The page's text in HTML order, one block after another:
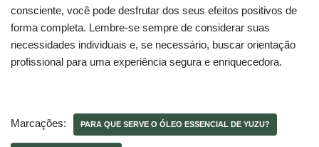
consciente, você pode desfrutar dos seus efeitos positivos de
forma completa. Lembre-se sempre de considerar suas
necessidades individuais e, se necessário, buscar orientação
profissional para uma experiência segura e enriquecedora.
Marcações: PARA QUE SERVE O ÓLEO ESSENCIAL DE YUZU?